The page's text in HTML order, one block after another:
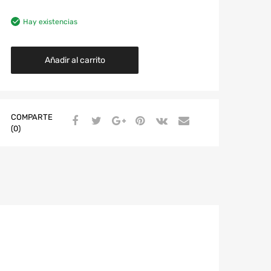
Hay existencias
Añadir al carrito
COMPARTE
(0)